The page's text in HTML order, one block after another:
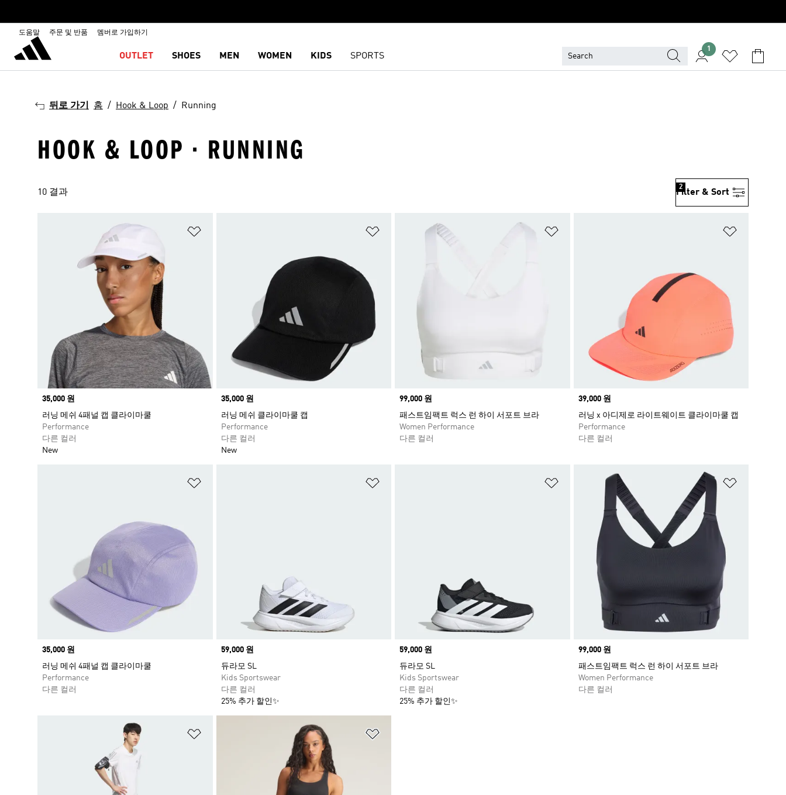
도움말 주문 및 반품 멤버로 가입하기
OUTLET SHOES MEN WOMEN KIDS SPORTS
1
뒤로 가기 홈 Hook & Loop Running
HOOK & LOOP · RUNNING
10 결과 Filter & Sort
2
Price
35,000 원
러닝 메쉬 4패널 캡 클라이마쿨
Performance
다른 컬러
New
위시리스트 담기
Price
35,000 원
러닝 메쉬 클라이마쿨 캡
Performance
다른 컬러
New
Price
99,000 원
패스트임팩트 럭스 런 하이 서포트 브라
Women Performance
다른 컬러
Price
39,000 원
러닝 x 아디제로 라이트웨이트 클라이마쿨 캡
Performance
다른 컬러
Price
35,000 원
러닝 메쉬 4패널 캡 클라이마쿨
Performance
다른 컬러
Price
59,000 원
듀라모 SL
Kids Sportswear
다른 컬러
25% 추가 할인✨
위시리스트 담기
Price
59,000 원
듀라모 SL
Kids Sportswear
다른 컬러
25% 추가 할인✨
Price
99,000 원
패스트임팩트 럭스 런 하이 서포트 브라
Women Performance
다른 컬러